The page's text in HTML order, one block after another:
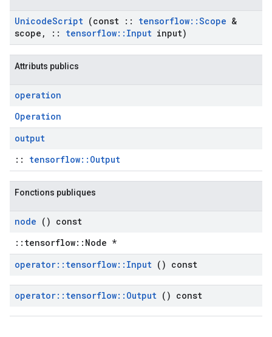
UnicodeScript (const :: tensorflow::Scope &
scope , :: tensorflow:: Input input)
Attributs publics
operation
Operation
output
:: tensorflow::Output
Fonctions publiques
node () const
::tensorflow::Node *
operator:: tensorflow:: Input () const
operator:: tensorflow:: Output () const